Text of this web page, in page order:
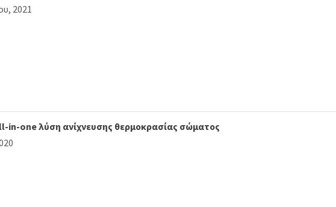
2021
in-one λύση ανίχνευσης θερμοκρασίας σώματος